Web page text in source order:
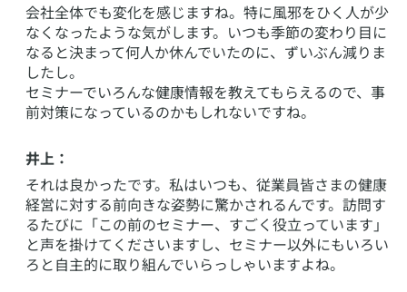
会社全体でも変化を感じますね。特に風邪をひく人が少
なくなったような気がします。いつも季節の変わり目に
なると決まって何人か休んでいたのに、ずいぶん減りま
したし。
セミナーでいろんな健康情報を教えてもらえるので、事
前対策になっているのかもしれないですね。
井上：
それは良かったです。私はいつも、従業員皆さまの健康
経営に対する前向きな姿勢に驚かされるんです。訪問す
るたびに「この前のセミナー、すごく役立っています」
と声を掛けてくださいますし、セミナー以外にもいろい
ろと自主的に取り組んでいらっしゃいますよね。